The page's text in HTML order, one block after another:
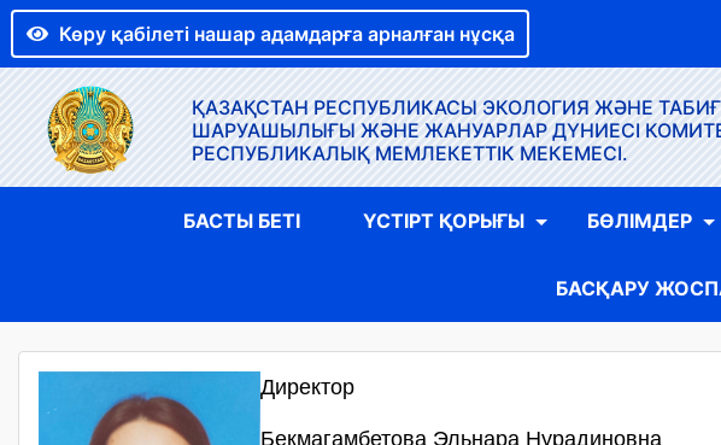
Көру қабілеті нашар адамдарға арналған нұсқа
ҚАЗАҚСТАН РЕСПУБЛИКАСЫ ЭКОЛОГИЯ ЖӘНЕ
ШАРУАШЫЛЫҒЫ ЖӘНЕ ЖАНУАРЛАР ДҮНИЕСІ
РЕСПУБЛИКАЛЫҚ МЕМЛЕКЕТТІК МЕКЕМЕСІ.
БАСТЫ БЕТІ ҮСТІРТ ҚОРЫҒЫ БӨЛІМДЕР
БАСҚАРУ
Директор
Бекмагамбетова Эльнара Нурадиновна